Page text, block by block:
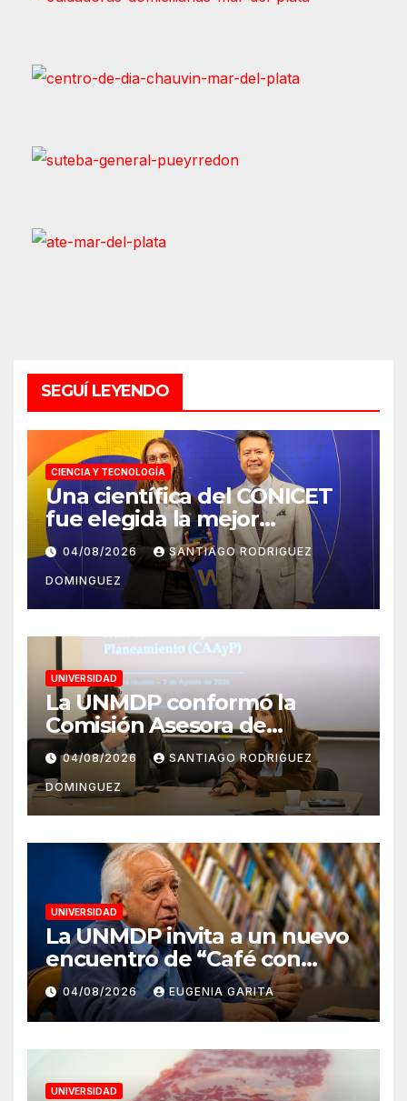
SEGUÍ LEYENDO
CIENCIA Y TECNOLOGÍA
Una científica del CONICET
fue elegida la mejor
emprendedora del mundo
por transformar
investigación en innovación
agrícola
04/08/2026 SANTIAGO RODRIGUEZ
DOMINGUEZ
UNIVERSIDAD
La UNMDP conformó la
Comisión Asesora de
Autoevaluación y
Planeamiento
04/08/2026 SANTIAGO RODRIGUEZ
DOMINGUEZ
UNIVERSIDAD
La UNMDP invita a un nuevo
encuentro de “Café con
graduados/as”
04/08/2026 EUGENIA GARITA
UNIVERSIDAD